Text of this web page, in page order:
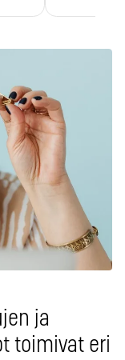
ja
toimivat eri